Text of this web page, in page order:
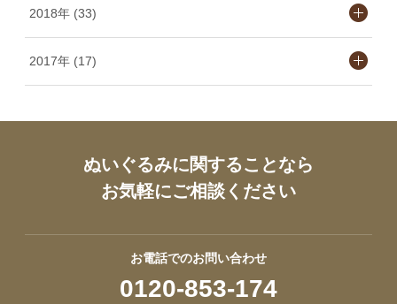
2018年 (33)
2017年 (17)
ぬいぐるみに関することなら
お気軽にご相談ください
お電話でのお問い合わせ
0120-853-174